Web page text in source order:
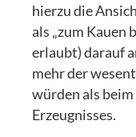
hierzu die
als „zum Kauen
erlaubt) darauf
mehr der
würden als
Erzeugnisses.